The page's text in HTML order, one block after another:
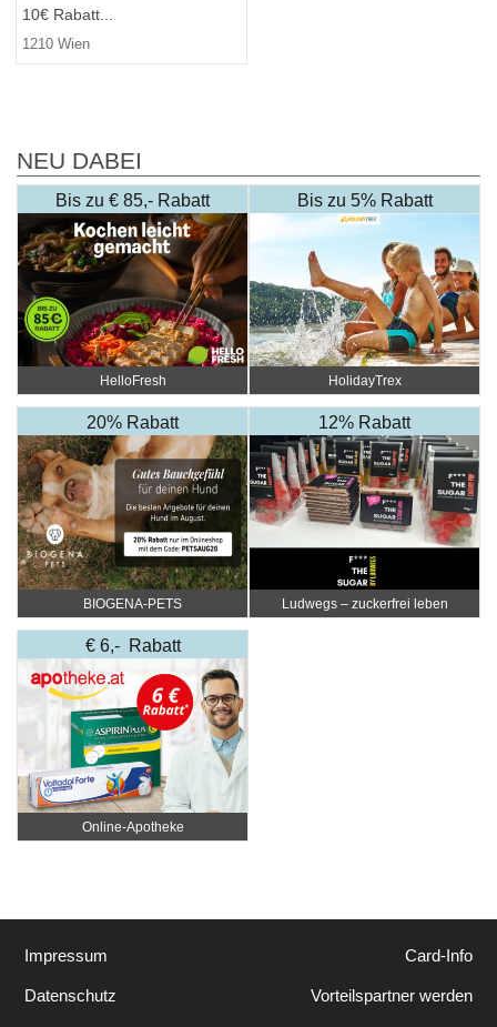
10€ Rabatt...
1210 Wien
NEU DABEI
Bis zu € 85,- Rabatt
HelloFresh
Bis zu 5% Rabatt
HolidayTrex
20% Rabatt
BIOGENA-PETS
12% Rabatt
Ludwegs – zuckerfrei leben
€ 6,- Rabatt
Online‑Apotheke
Impressum
Datenschutz
Card-Info
Vorteilspartner werden